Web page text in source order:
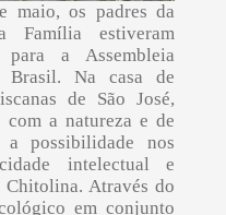
maio, os padres da
Família estiveram
a Assembleia
Brasil. Na casa de
de São José,
a natureza e de
possibilidade nos
intelectual e
Através do
em conjunto